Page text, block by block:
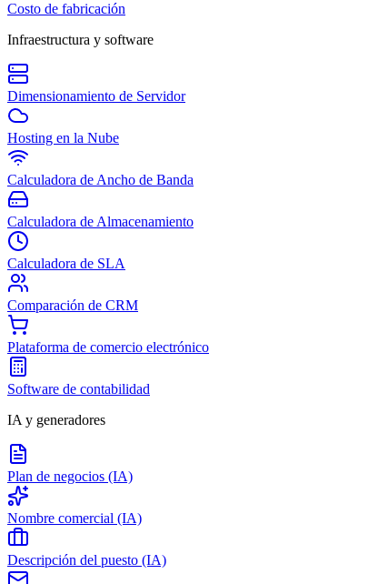
Costo de fabricación
Infraestructura y software
Dimensionamiento de Servidor
Hosting en la Nube
Calculadora de Ancho de Banda
Calculadora de Almacenamiento
Calculadora de SLA
Comparación de CRM
Plataforma de comercio electrónico
Software de contabilidad
IA y generadores
Plan de negocios (IA)
Nombre comercial (IA)
Descripción del puesto (IA)